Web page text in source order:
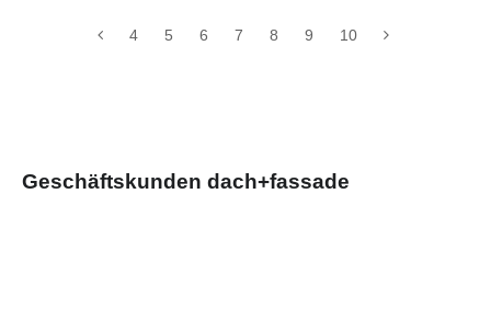
4 5 6 7 8 9 10
Geschäftskunden dach+fassade